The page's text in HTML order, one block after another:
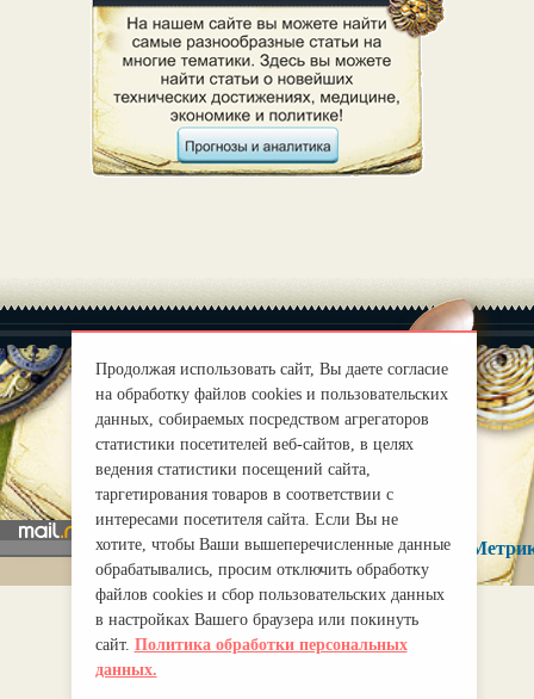
О нас
Правила
mirprognoz@mail.ru
Продолжая использовать сайт, Вы даете согласие
на обработку файлов cookies и пользовательских
данных, собираемых посредством агрегаторов
статистики посетителей веб-сайтов, в целях
ведения статистики посещений сайта,
таргетирования товаров в соответствии с
интересами посетителя сайта. Если Вы не
хотите, чтобы Ваши вышеперечисленные данные
обрабатывались, просим отключить обработку
файлов cookies и сбор пользовательских данных
в настройках Вашего браузера или покинуть
сайт. Политика обработки персональных
данных.